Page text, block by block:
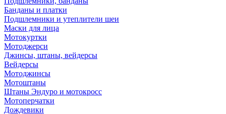
Банданы и платки
Подшлемники и утеплители шеи
Маски для лица
Мотокуртки
Мотоджерси
Джинсы, штаны, вейдерсы
Вейдерсы
Мотоджинсы
Мотоштаны
Штаны Эндуро и мотокросс
Мотоперчатки
Дождевики